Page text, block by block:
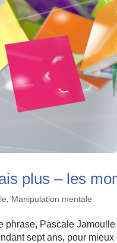
plus – les
Manipulation mentale
phrase, Pascale
sept ans, pour